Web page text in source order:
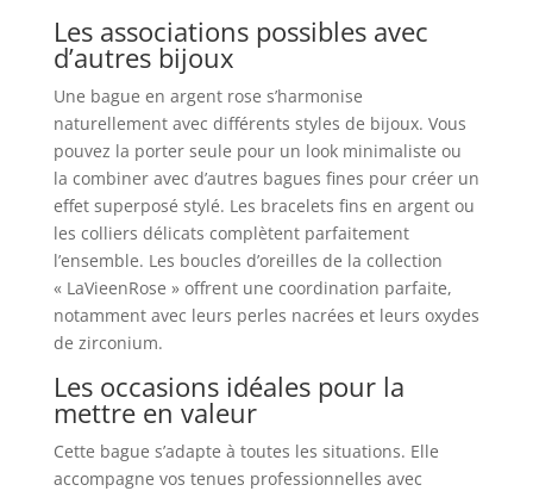
Les associations possibles avec
d’autres bijoux
Une bague en argent rose s’harmonise
naturellement avec différents styles de bijoux. Vous
pouvez la porter seule pour un look minimaliste ou
la combiner avec d’autres bagues fines pour créer un
effet superposé stylé. Les bracelets fins en argent ou
les colliers délicats complètent parfaitement
l’ensemble. Les boucles d’oreilles de la collection
« LaVieenRose » offrent une coordination parfaite,
notamment avec leurs perles nacrées et leurs oxydes
de zirconium.
Les occasions idéales pour la
mettre en valeur
Cette bague s’adapte à toutes les situations. Elle
accompagne vos tenues professionnelles avec